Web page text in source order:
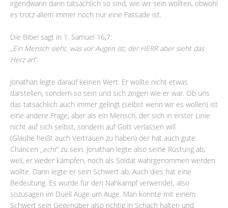
irgendwann dann tatsächlich so sind, wie wir sein wollten, obwohl
es trotz allem immer noch nur eine Fassade ist.
Die Bibel sagt in 1. Samuel 16,7:
„Ein Mensch sieht, was vor Augen ist; der HERR aber sieht das
Herz an“.
Jonathan legte darauf keinen Wert. Er wollte nicht etwas
darstellen, sondern so sein und sich zeigen wie er war. Ob uns
das tatsächlich auch immer gelingt (selbst wenn wir es wollen) ist
eine andere Frage, aber als ein Mensch, der sich in erster Linie
nicht auf sich selbst, sondern auf Gott verlassen will
(Glaube heißt auch Vertrauen zu haben) der hat auch gute
Chancen „echt“ zu sein. Jonathan legte also seine Rüstung ab,
weil, er weder kämpfen, noch als Soldat wahrgenommen werden
wollte. Dann legte er sein Schwert ab. Auch dies hat eine
Bedeutung. Es wurde für den Nahkampf verwendet, also
sozusagen im Duell Auge um Auge. Man konnte mit einem
Schwert sein Gegenüber also richtig in Schach halten und